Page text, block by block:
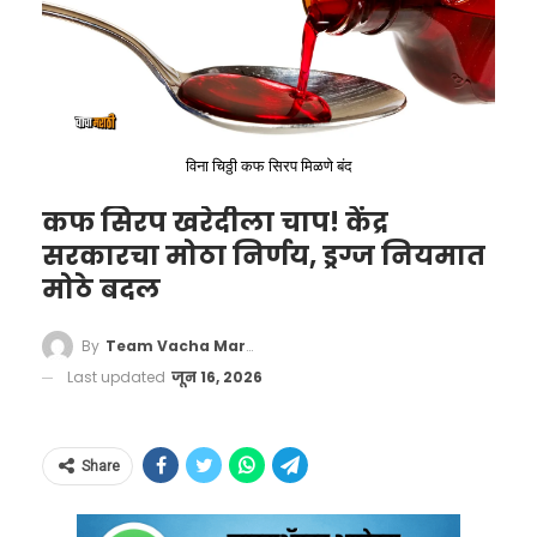
आनंदी राहील. जोडीदाराची प्रगती होईल.
Horoscope)
त्रिग्रही योग तयार झाल्याने तूळ राशीच्या लोकांसाठी
विना चिठ्ठी कफ सिरप मिळणे बंद
कफ सिरप खरेदीला चाप! केंद्र
सरकारचा मोठा निर्णय, ड्रग्ज नियमात
मोठे बदल
By Team Vacha Marathi
Last updated जून 16, 2026
Share